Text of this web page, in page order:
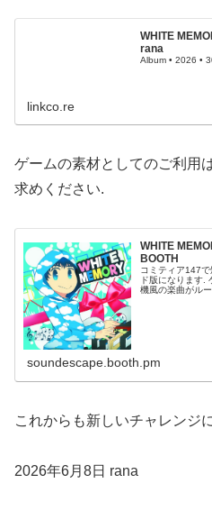
WHITE
rana
Album • 2026 •
linkco.re
ゲームの素材としてのご利用
求めください.
WHITE
BOOTH
コミティア147
ド版になります.
機風の楽曲がル
soundescape.booth.pm
これからも新しいチャレンジ
2026年6月8日 rana